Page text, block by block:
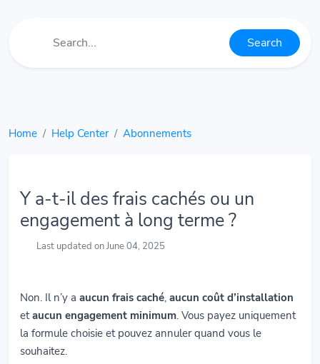
Search
Home Help Center Abonnements
Y a-t-il des frais cachés ou un
engagement à long terme ?
Last updated on June 04, 2025
Non. Il n’y a aucun frais caché, aucun coût d’installation
etaucun engagement minimum. Vous payez uniquement
la formule choisie et pouvez annuler quand vous le
souhaitez.